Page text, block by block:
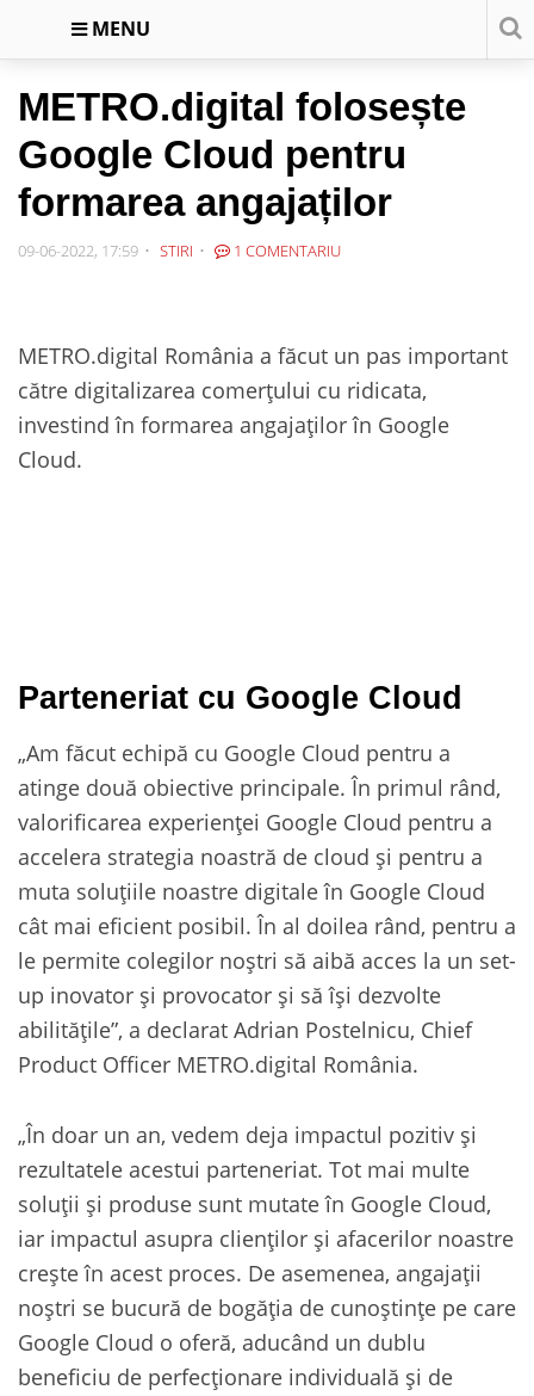
MENU
METRO.digital folosește
Google Cloud pentru
formarea angajaților
09-06-2022, 17:59 STIRI 1 COMENTARIU
METRO.digital România a făcut un pas important
către digitalizarea comerțului cu ridicata,
investind în formarea angajaților în Google
Cloud.
Parteneriat cu Google Cloud
„Am făcut echipă cu Google Cloud pentru a
atinge două obiective principale. În primul rând,
valorificarea experienței Google Cloud pentru a
accelera strategia noastră de cloud și pentru a
muta soluțiile noastre digitale în Google Cloud
cât mai eficient posibil. În al doilea rând, pentru a
le permite colegilor noștri să aibă acces la un set-
up inovator și provocator și să își dezvolte
abilitățile”, a declarat Adrian Postelnicu, Chief
Product Officer METRO.digital România.
„În doar un an, vedem deja impactul pozitiv și
rezultatele acestui parteneriat. Tot mai multe
soluții și produse sunt mutate în Google Cloud,
iar impactul asupra clienților și afacerilor noastre
crește în acest proces. De asemenea, angajații
noștri se bucură de bogăția de cunoștințe pe care
Google Cloud o oferă, aducând un dublu
beneficiu de perfecționare individuală și de